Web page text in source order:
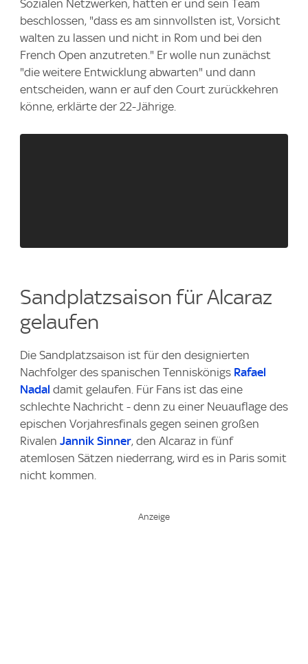
Sozialen Netzwerken, hätten er und sein Team
beschlossen, "dass es am sinnvollsten ist, Vorsicht
walten zu lassen und nicht in Rom und bei den
French Open anzutreten." Er wolle nun zunächst
"die weitere Entwicklung abwarten" und dann
entscheiden, wann er auf den Court zurückkehren
könne, erklärte der 22-Jährige.
Sandplatzsaison für Alcaraz
gelaufen
Die Sandplatzsaison ist für den designierten
Nachfolger des spanischen Tenniskönigs Rafael
Nadal damit gelaufen. Für Fans ist das eine
schlechte Nachricht - denn zu einer Neuauflage des
epischen Vorjahresfinals gegen seinen großen
Rivalen Jannik Sinner, den Alcaraz in fünf
atemlosen Sätzen niederrang, wird es in Paris somit
nicht kommen.